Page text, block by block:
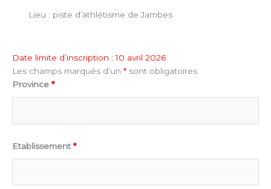
Lieu : piste d’athlétisme de Jambes
Date limite d’inscription : 10 avril 2026
Les champs marqués d’un * sont obligatoires
Province *
Etablissement *